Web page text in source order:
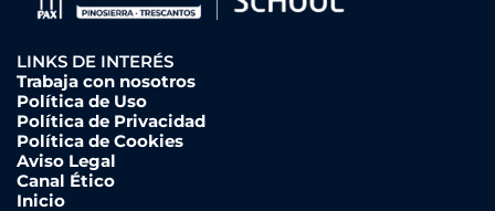
LINKS DE INTERÉS
Trabaja con nosotros
Política de Uso
Política de Privacidad
Política de Cookies
Aviso Legal
Canal Ético
Inicio